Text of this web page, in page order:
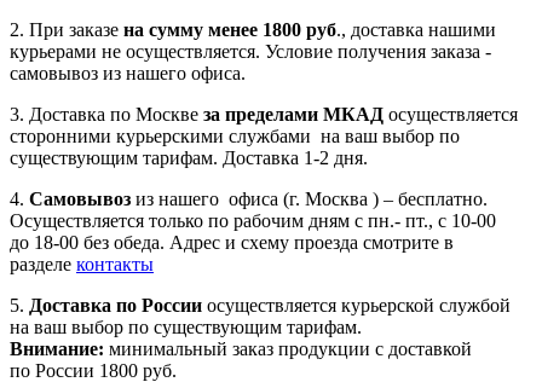
2. При заказе на сумму менее 1800 руб., доставка нашими
курьерами не осуществляется. Условие получения заказа -
самовывоз из нашего офиса.
3. Доставка по Москве за пределами МКАД осуществляется
сторонними курьерскими службами на ваш выбор по
существующим тарифам. Доставка 1-2 дня.
4. Самовывоз из нашего офиса (г. Москва ) – бесплатно.
Осуществляется только по рабочим дням с пн.- пт., с 10-00
до 18-00 без обеда. Адрес и схему проезда смотрите в
разделе контакты
5. Доставка по России осуществляется курьерской службой
на ваш выбор по существующим тарифам.
Внимание: минимальный заказ продукции с доставкой
по России 1800 руб.